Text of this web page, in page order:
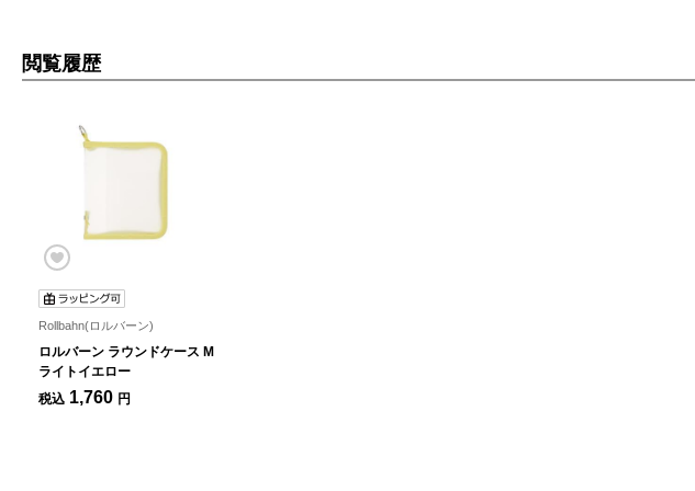
閲覧履歴
Rollbahn(ロルバーン)
ロルバーン ラウンドケース M
ライトイエロー
税込 1,760 円